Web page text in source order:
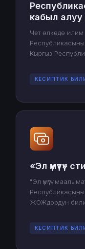
кабыл
Чет өлкөдө
Кыргыз
системасы
КЕСИПТИК
«Эл үмүтү»
"Эл үмүтү"
ЖОЖдордун
жогорку окуу
докторантура
КЕСИПТИК